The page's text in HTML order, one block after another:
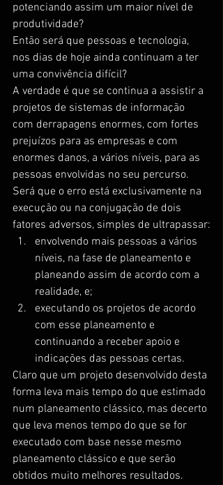
potenciando assim um maior nível de
produtividade?
Então será que pessoas e tecnologia,
nos dias de hoje ainda continuam a ter
uma convivência difícil?
A verdade é que se continua a assistir a
projetos de sistemas de informação
com derrapagens enormes, com fortes
prejuízos para as empresas e com
enormes danos, a vários níveis, para as
pessoas envolvidas no seu percurso.
Será que o erro está exclusivamente na
execução ou na conjugação de dois
fatores adversos, simples de ultrapassar:
envolvendo mais pessoas a vários
níveis, na fase de planeamento e
planeando assim de acordo com a
realidade, e;
executando os projetos de acordo
com esse planeamento e
continuando a receber apoio e
indicações das pessoas certas.
Claro que um projeto desenvolvido desta
forma leva mais tempo do que estimado
num planeamento clássico, mas decerto
que leva menos tempo do que se for
executado com base nesse mesmo
planeamento clássico e que serão
obtidos muito melhores resultados.